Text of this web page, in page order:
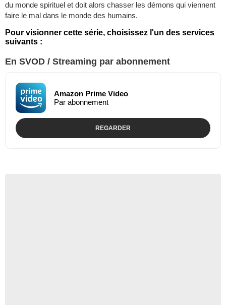
du monde spirituel et doit alors chasser les démons qui viennent
faire le mal dans le monde des humains.
Pour visionner cette série, choisissez l'un des services
suivants :
En SVOD / Streaming par abonnement
Amazon Prime Video
Par abonnement
REGARDER